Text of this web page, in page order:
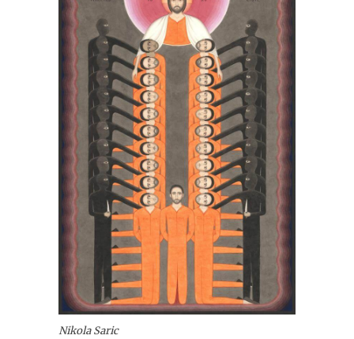
Nikola Saric